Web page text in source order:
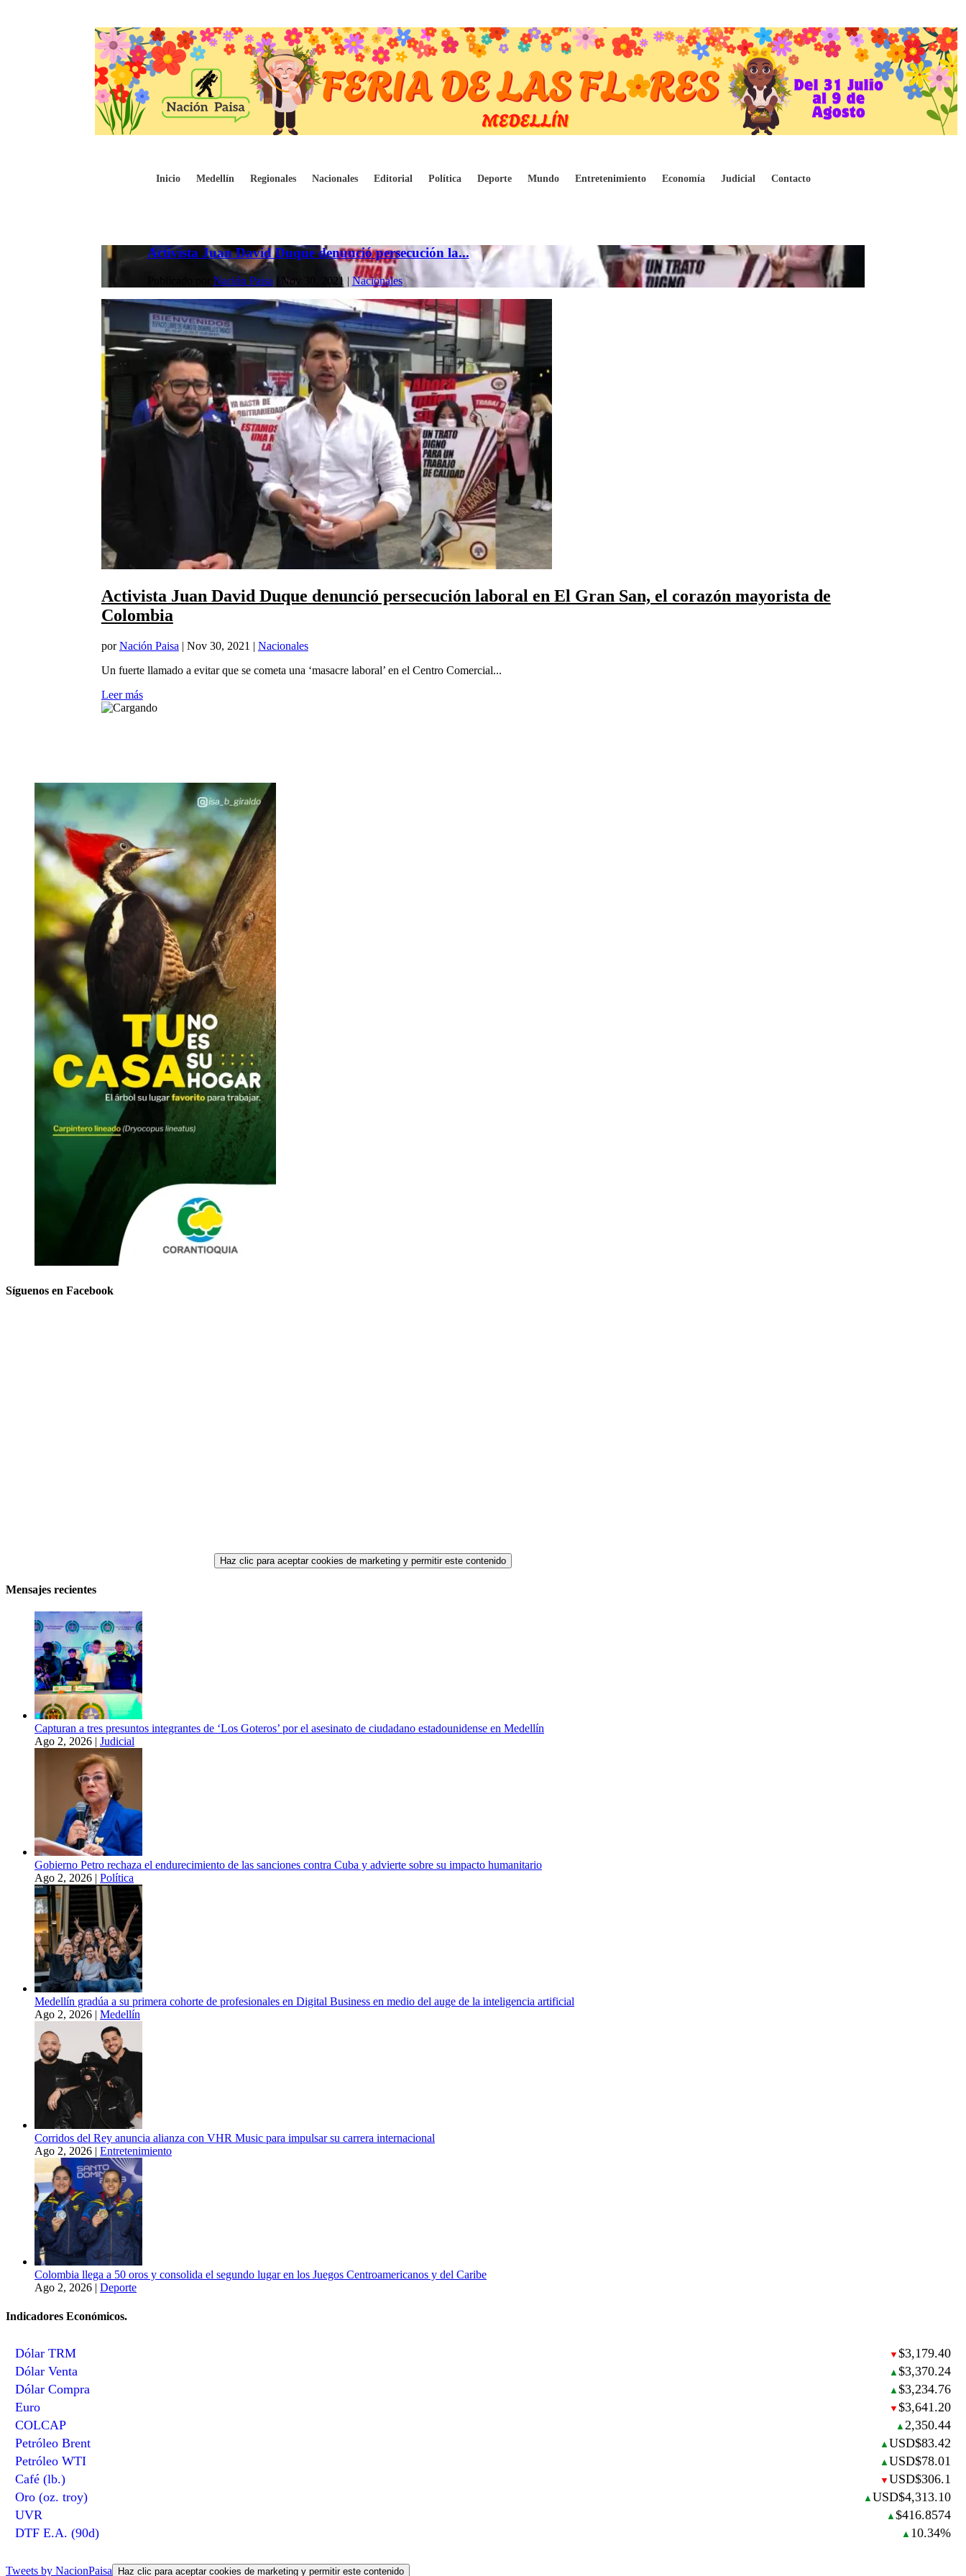
Inicio Medellín Regionales Nacionales Editorial Política Deporte Mundo Entretenimiento Economía Judicial Contacto
Activista Juan David Duque denunció persecución la...
Nación Paisa Nov 30, 2021 | Nacionales
Activista Juan David Duque denunció persecución laboral en El Gran San, el corazón mayorista de
Colombia
porNación Paisa | Nov 30, 2021 | Nacionales
Un fuerte llamado a evitar que se cometa una ‘masacre laboral’ en el Centro Comercial...
Leer más
Síguenos en Facebook
Haz clic para aceptar cookies de marketing y permitir este contenido
Mensajes recientes
Capturan a tres presuntos integrantes de ‘Los Goteros’ por el asesinato de ciudadano estadounidense en Medellín
Ago 2, 2026 | Judicial
Gobierno Petro rechaza el endurecimiento de las sanciones contra Cuba y advierte sobre su impacto humanitario
Ago 2, 2026 | Política
Medellín gradúa a su primera cohorte de profesionales en Digital Business en medio del auge de la inteligencia artificial
Ago 2, 2026 | Medellín
Corridos del Rey anuncia alianza con VHR Music para impulsar su carrera internacional
Ago 2, 2026 | Entretenimiento
Colombia llega a 50 oros y consolida el segundo lugar en los Juegos Centroamericanos y del Caribe
Ago 2, 2026 | Deporte
Indicadores Económicos.
Dólar TRM ▼ $3,179.40
Dólar Venta
▲ $3,370.24
Dólar Compra
▲ $3,234.76
Euro
▼ $3,641.20
COLCAP
▲ 2,350.44
Petróleo Brent
▲ USD$83.42
Petróleo WTI
▲ USD$78.01
Café (lb.)
▼ USD$306.1
Oro (oz. troy)
▲ USD$4,313.10
UVR
▲ $416.8574
DTF E.A. (90d)
▲ 10.34%
Tweets by NacionPaisa Haz clic para aceptar cookies de marketing y permitir este contenido